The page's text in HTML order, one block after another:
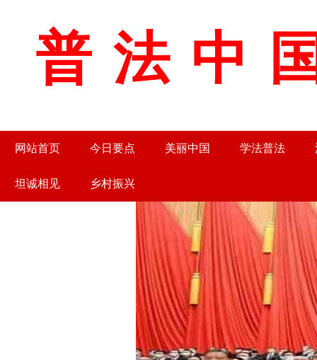
普法中
网站首页 今日要点 美丽中国 学法普法
坦诚相见 乡村振兴